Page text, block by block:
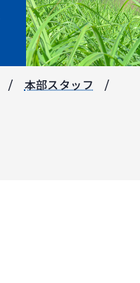
本部スタッフ